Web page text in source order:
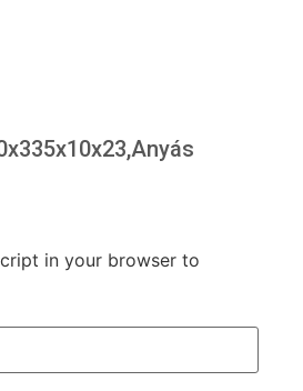
in your browser to